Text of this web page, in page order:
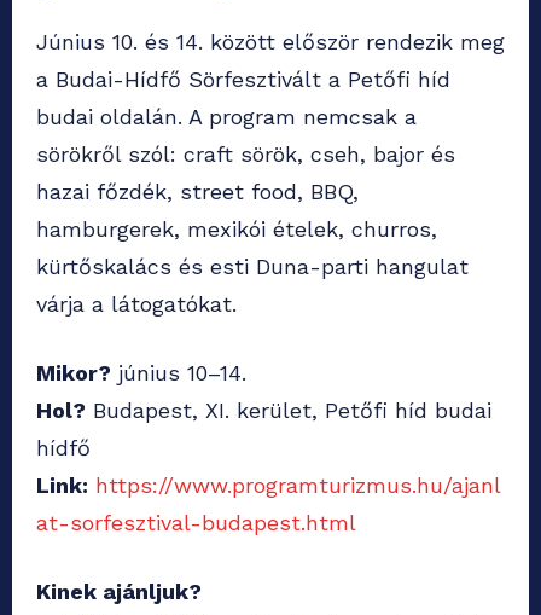
Június 10. és 14. között először rendezik meg
a Budai-Hídfő Sörfesztivált a Petőfi híd
budai oldalán. A program nemcsak a
sörökről szól: craft sörök, cseh, bajor és
hazai főzdék, street food, BBQ,
hamburgerek, mexikói ételek, churros,
kürtőskalács és esti Duna-parti hangulat
várja a látogatókat.
Mikor? június 10–14.
Hol? Budapest, XI. kerület, Petőfi híd budai
hídfő
Link: https://www.programturizmus.hu/ajanl
at-sorfesztival-budapest.html
Kinek ajánljuk?